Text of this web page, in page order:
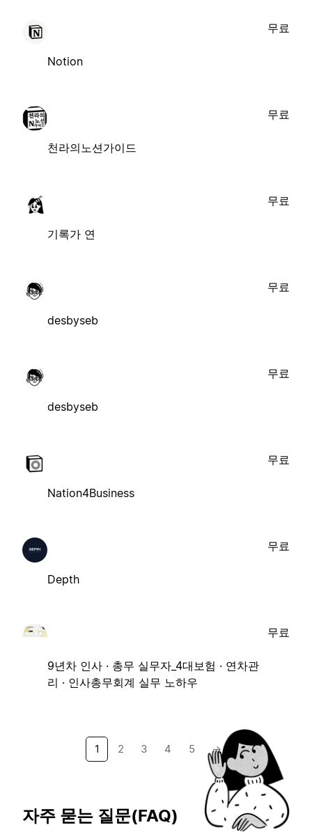
Notion
무료
천라의노션가이드
무료
기록가 연
무료
desbyseb
무료
desbyseb
무료
Nation4Business
무료
Depth
무료
9년차 인사 · 총무 실무자_4대보험 · 연차관
리 · 인사총무회계 실무 노하우
무료
1 2 3 4 5 →
자주 묻는 질문(FAQ)